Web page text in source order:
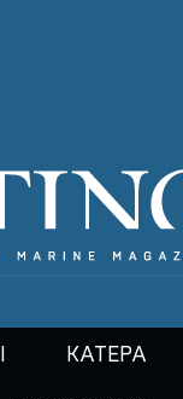
КАТЕРА